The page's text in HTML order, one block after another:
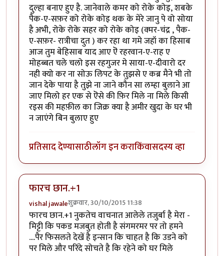
दुल्हा बनाए हुए है. जानेवाले कमर को रोके कोइ, शबके
पैक-ए-सफ़र को रोके कोइ थक के मेरे जानु पे वो सोया
है अभी, रोके रोके सहर को रोके कोइ (क्मर-चंद्र , पैक-
ए-सफ़र- रात्रीचा दुत ) कर रहा था गमे जहॉ का हिसाब
आज तुम बेहिसाब याद आए ऎ रहरवान-ए-राह ए
मोहब्बत चले चलो इस रहगुजर मे साया-ए-दीवारो दर
नही क्यो कर ना सोऊ लिपट के तुझसे ए कब्र मैने भी तो
जान देके पाया है तुझे ना जाने कौन सा लम्हा बुलाने आ
जाए मिलो हर एक से ऎसे की फ़िर मिले ना मिले किसी
रइस की महफ़ील का जिक्र क्या है अमीर खुदा के घर भी
न जाएंगे बिन बुलाए हुए
प्रतिसाद देण्यासाठीलॉग इन कराकिंवासदस्य व्हा
फारच छान.+1
vishal jawaleशुक्रवार, 30/10/2015 11:38
फारच छान.+1 नुकतेच वाचनात आलेले तजुर्बा है मेरा -
मिट्टी कि पकड मजबुत होती है संगमरमर पर तो हमने
....पैर फिसलते देखें है इन्सान कि चाहत है कि उडने को
पर मिले और परिंदे सोचते है कि रहेने को घर मिले